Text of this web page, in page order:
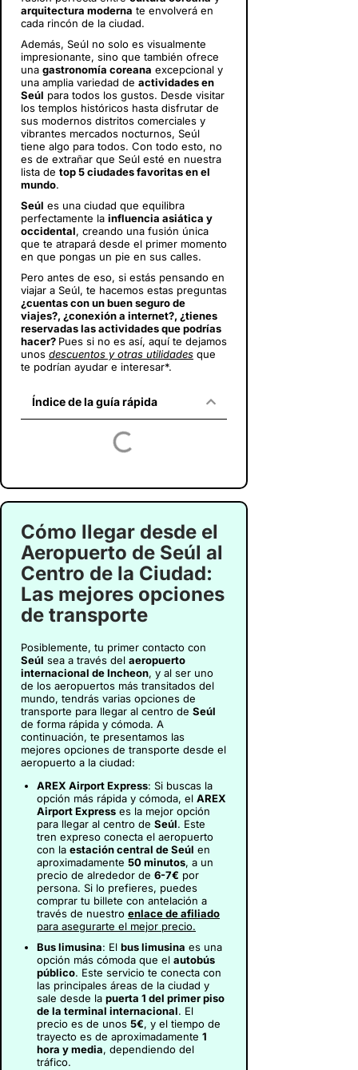
arquitectura moderna te envolverá en
cada rincón de la ciudad.
Además, Seúl no solo es visualmente
impresionante, sino que también ofrece
una gastronomía coreana excepcional y
una amplia variedad de actividades en
Seúl para todos los gustos. Desde visitar
los templos históricos hasta disfrutar de
sus modernos distritos comerciales y
vibrantes mercados nocturnos, Seúl
tiene algo para todos. Con todo esto, no
es de extrañar que Seúl esté en nuestra
lista de top 5 ciudades favoritas en el
mundo.
Seúl es una ciudad que equilibra
perfectamente la influencia asiática y
occidental, creando una fusión única
que te atrapará desde el primer momento
en que pongas un pie en sus calles.
Pero antes de eso, si estás pensando en
viajar a Seúl, te hacemos estas preguntas
¿cuentas con un buen seguro de
viajes?, ¿conexión a internet?, ¿tienes
reservadas las actividades que podrías
hacer? Pues si no es así, aquí te dejamos
unos descuentos y otras utilidades que
te podrían ayudar e interesar*.
Índice de la guía rápida
Cómo llegar desde el
Aeropuerto de Seúl al
Centro de la Ciudad:
Las mejores opciones
de transporte
Posiblemente, tu primer contacto con
Seúl sea a través del aeropuerto
internacional de Incheon, y al ser uno
de los aeropuertos más transitados del
mundo, tendrás varias opciones de
transporte para llegar al centro de Seúl
de forma rápida y cómoda. A
continuación, te presentamos las
mejores opciones de transporte desde el
aeropuerto a la ciudad:
AREX Airport Express: Si buscas la
opción más rápida y cómoda, el AREX
Airport Express es la mejor opción
para llegar al centro de Seúl. Este
tren expreso conecta el aeropuerto
con la estación central de Seúl en
aproximadamente 50 minutos, a un
precio de alrededor de 6-7€ por
persona. Si lo prefieres, puedes
comprar tu billete con antelación a
través de nuestro enlace de afiliado
para asegurarte el mejor precio.
Bus limusina: El bus limusina es una
opción más cómoda que el autobús
público. Este servicio te conecta con
las principales áreas de la ciudad y
sale desde la puerta 1 del primer piso
de la terminal internacional. El
precio es de unos 5€, y el tiempo de
trayecto es de aproximadamente 1
hora y media, dependiendo del
tráfico.